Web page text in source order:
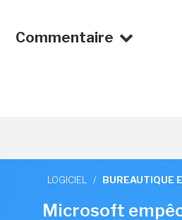
Commentaire
LOGICIEL / BUREAUTIQUE
Microsoft